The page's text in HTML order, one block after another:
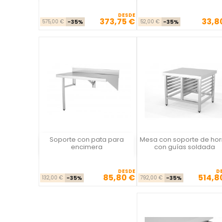
Precio base
575,00 € -35% Precio
DESDE
373,75 € Precio
52,00 € -35%
Soporte con pata para
encimera
Precio base
132,00 € -35% Precio
DESDE
85,80 €

Vista rápida Mesa con soporte de
con guías soldada
Precio
792,00 € -35%
Vista rápida